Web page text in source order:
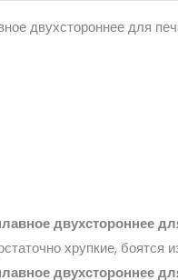
двухстороннее для
двухстороннее
хрупкие, боятся
двухстороннее